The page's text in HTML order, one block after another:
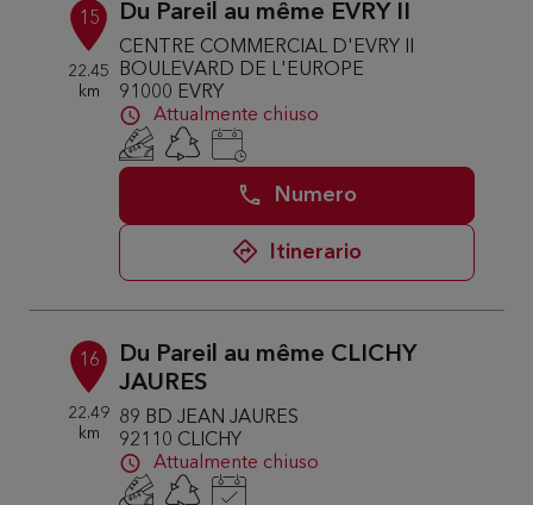
15
22.45
km
Du Pareil au même EVRY II
CENTRE COMMERCIAL D'EVRY II
BOULEVARD DE L'EUROPE
91000 EVRY
Attualmente chiuso
Numero
Itinerario
16
22.49
km
Du Pareil au même CLICHY
JAURES
89 BD JEAN JAURES
92110 CLICHY
Attualmente chiuso